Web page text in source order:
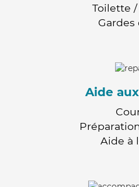
Toilette
Aide
Aide à